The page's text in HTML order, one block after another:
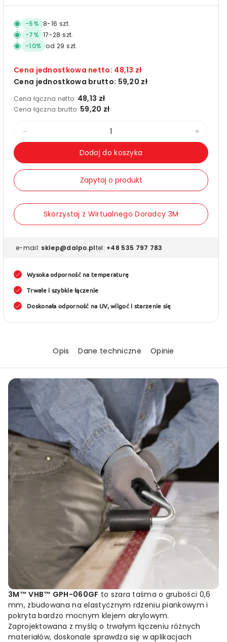
-5% 8-16 szt.
-7% 17-28 szt.
-10% od 29 szt.
Cena jednostkowa netto: 48,13 zł
Cena jednostkowa brutto: 59,20 zł
Cena łączna netto: 48,13 zł
Cena łączna brutto: 59,20 zł
dla
GPH-
060GF
Taśma
szara
rozmiary)
ilość
dla
3M
GPH-
060GF
Dodaj do koszyka
Zapytaj o produkt
Skorzystaj z Wirtualnego Doradcy 3M
e-mail: sklep@dalpo.pltel: +48 535 797 783
Wysoka odporność na temperaturę
Trwałe i szybkie łączenie
Doskonała odporność na UV, wilgoć i starzenie się
Opis Dane techniczne Opinie
3M™VHB™ GPH-060GF to szara taśmao grubości 0,6
mm, zbudowananaelastycznym rdzeniupiankowymi
pokrytabardzo mocnym klejem akrylowym.
Zaprojektowana zmyślą o trwałymłączeniu różnych
materiałów, doskonale sprawdzasię waplikacjach